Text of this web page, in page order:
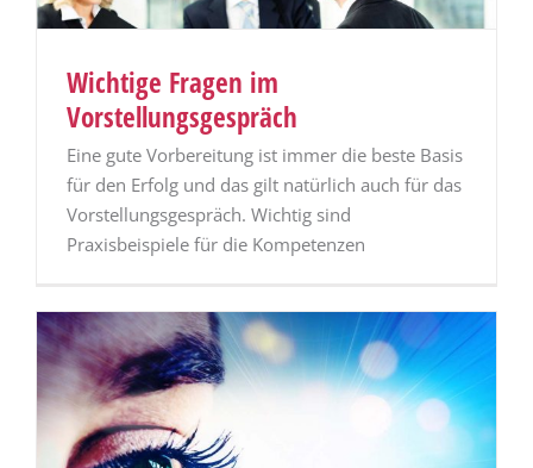
Wichtige Fragen im
Vorstellungsgespräch
Eine gute Vorbereitung ist immer die beste Basis
für den Erfolg und das gilt natürlich auch für das
Vorstellungsgespräch. Wichtig sind
Praxisbeispiele für die Kompetenzen